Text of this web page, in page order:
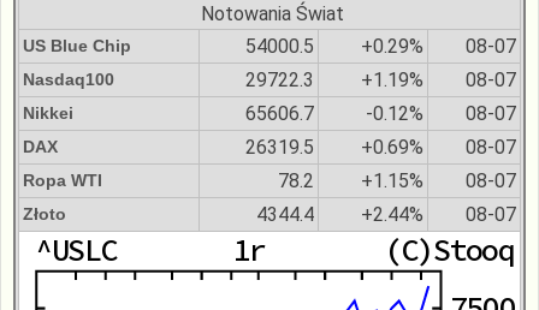
Notowania Świat
US Blue Chip 54000.5 +0.29% 08-07
Nasdaq100 29722.3 +1.19% 08-07
Nikkei 65606.7 -0.12% 08-07
DAX 26319.5 +0.69% 08-07
Ropa WTI 78.2 +1.15% 08-07
Złoto 4344.4 +2.44% 08-07